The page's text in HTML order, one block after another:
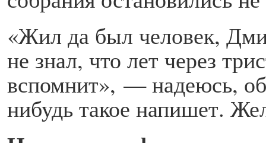
«Жил да был человек,
не знал, что лет через
вспомнит», — надеюсь,
нибудь такое напишет.